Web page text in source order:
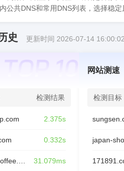
公共DNS和常用DNS列表，选择稳
史 更新时间 2026-07-14
检测结果
2.375s
0.332s
31.079ms
网站测速
检测目标
japan-